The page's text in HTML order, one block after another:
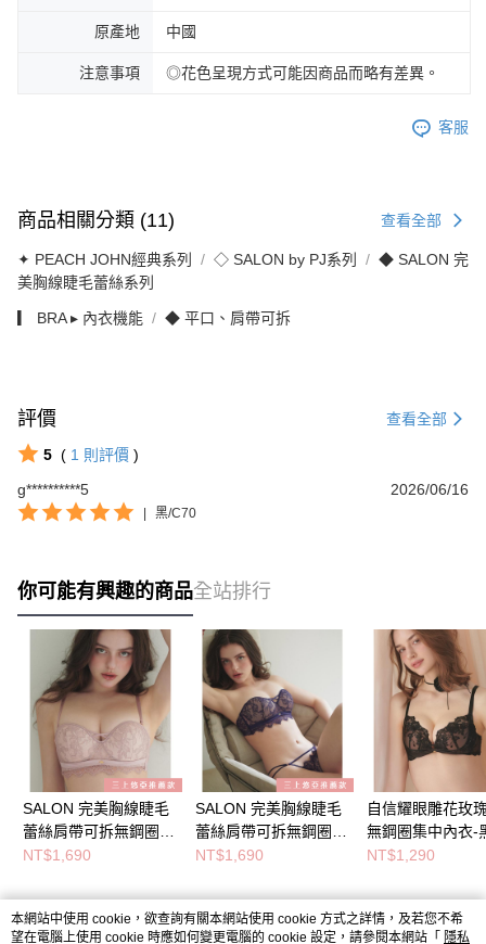
原產地 中國
注意事項 ◎花色呈現方式可能因商品而略有差異。
客服
商品相關分類 (11) 查看全部
✦ PEACH JOHN經典系列 ◇ SALON by PJ系列
◆ SALON 完
美胸線睫毛蕾絲系列
▎ BRA ▸ 內衣機能 ◆ 平口、肩帶可拆
評價 查看全部
5 ( 1 則評價 )
g**********5
2026/06/16
| 黑/C70
你可能有興趣的商品全站排行
SALON 完美胸線睫毛
蕾絲肩帶可拆無鋼圈內
衣-粉膚
NT$1,690
SALON 完美胸線睫毛
蕾絲肩帶可拆無鋼圈內
衣-深藍
NT$1,690
自信耀眼雕花玫
無鋼圈集中內衣-
NT$1,290
熱門標籤
本網站中使用 cookie，欲查詢有關本網站使用 cookie 方式之詳情，及若您不希
望在電腦上使用 cookie 時應如何變更電腦的 cookie 設定，請參閱本網站「 隱私